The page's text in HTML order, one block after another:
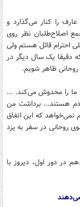
را کنار می‌گذارد و
اصلاح‌طلبان نظر روی
احترام قائل هستم ولی
دقیقا یک سال دیگر در
ظاهر شویم.
هر نوع سستی در حمایت از آقای عارف، اتحاد 96 ما را مخدوش می‌کند. ...
مردم هستند... برداشت من
که این اتفاق
روحانی در سفر به یزد
منتخب مجلس دهم در دور اول، دیروز با